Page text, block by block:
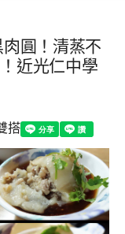
圓！清蒸不
近光仁中學
搭